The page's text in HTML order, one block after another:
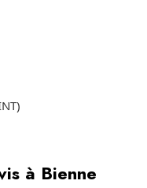
à Bienne